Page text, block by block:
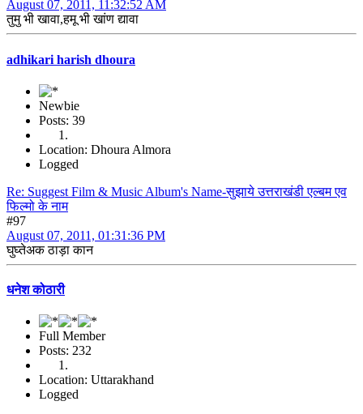
August 07, 2011, 11:32:52 AM
तुमु भी खावा,हमू भी खांण द्यावा
adhikari harish dhoura
Newbie
Posts: 39
Location: Dhoura Almora
Logged
Re: Suggest Film & Music Album's Name-सुझाये उत्तराखंडी एल्बम एव
फिल्मो के नाम
#97
August 07, 2011, 01:31:36 PM
घुघ्तेअक ठाड़ा कान
धनेश कोठारी
Full Member
Posts: 232
Location: Uttarakhand
Logged